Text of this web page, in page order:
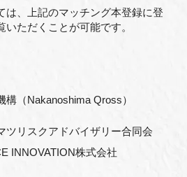
、上記のマッチング本登録に登
ただくことが可能です。
構（Nakanoshima Qross）
ツリスクアドバイザリー合同会
INNOVATION株式会社